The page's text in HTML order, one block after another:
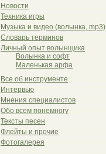
Новости
Техника игры
Музыка и видео (волынка, mp3)
Словарь терминов
Личный опыт волынщика
Волынка и софт
Маленькая арфа
Все об инструменте
Интервью
Мнения специалистов
Обо всем понемногу
Тексты песен
Флейты и прочие
Фотогалерея